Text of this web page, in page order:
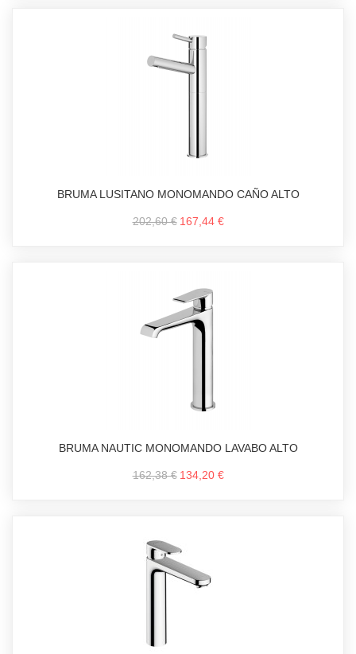
BRUMA LUSITANO MONOMANDO CAÑO ALTO
202,60 € 167,44 €
BRUMA NAUTIC MONOMANDO LAVABO ALTO
162,38 € 134,20 €